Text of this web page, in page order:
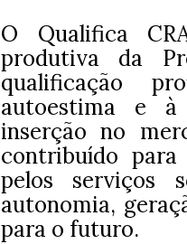
O Qualifica
produtiva da
qualificação
autoestima e à
inserção no
contribuído
pelos serviços
autonomia,
para o futuro.